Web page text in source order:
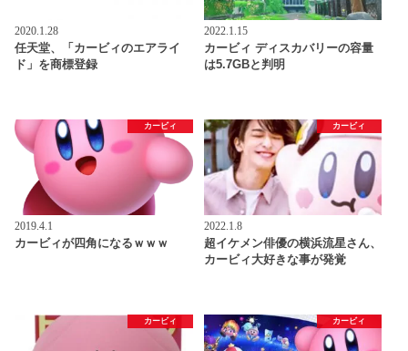
2020.1.28
任天堂、「カービィのエアライ
ド」を商標登録
2022.1.15
カービィ ディスカバリーの容量
は5.7GBと判明
カービィ
2019.4.1
カービィが四角になるｗｗｗ
カービィ
2022.1.8
超イケメン俳優の横浜流星さん、
カービィ大好きな事が発覚
カービィ カービィ